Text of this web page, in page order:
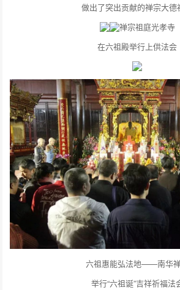
做出了突出贡献的禅宗大德
禅宗祖庭光孝寺
在六祖殿举行上供法会
六祖惠能弘法地——南华
举行“六祖诞”吉祥祈福法